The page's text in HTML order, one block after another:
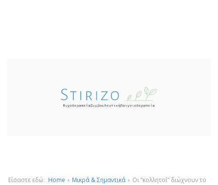
Είσαστε εδώ: Home › Μικρά & Σημαντικά › Οι “κολλητοί” διώχνουν το